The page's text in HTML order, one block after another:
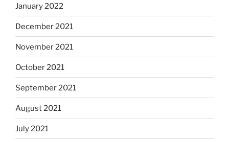
January 2022
December 2021
November 2021
October 2021
September 2021
August 2021
July 2021